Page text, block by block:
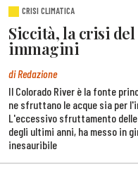
CRISI CLIMATICA
Siccità, la crisi
immagini
di Redazione
Il Colorado River è la fonte
ne sfruttano le acque sia per
L'eccessivo sfruttamento
degli ultimi anni, ha messo in
inesauribile